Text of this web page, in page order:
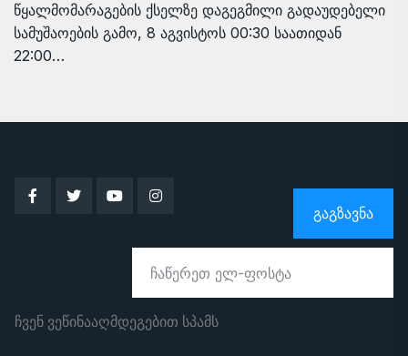
წყალმომარაგების ქსელზე დაგეგმილი გადაუდებელი
სამუშაოების გამო, 8 აგვისტოს 00:30 საათიდან
22:00…
ᲒᲐᲒᲖᲐᲕᲜᲐ
ჩვენ ვეწინააღმდეგებით სპამს